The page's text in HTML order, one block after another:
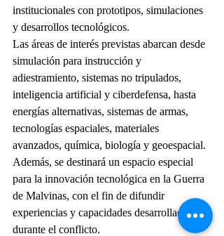
institucionales con prototipos, simulaciones
y desarrollos tecnológicos.
Las áreas de interés previstas abarcan desde
simulación para instrucción y
adiestramiento, sistemas no tripulados,
inteligencia artificial y ciberdefensa, hasta
energías alternativas, sistemas de armas,
tecnologías espaciales, materiales
avanzados, química, biología y geoespacial.
Además, se destinará un espacio especial
para la innovación tecnológica en la Guerra
de Malvinas, con el fin de difundir
experiencias y capacidades desarrolladas
durante el conflicto.